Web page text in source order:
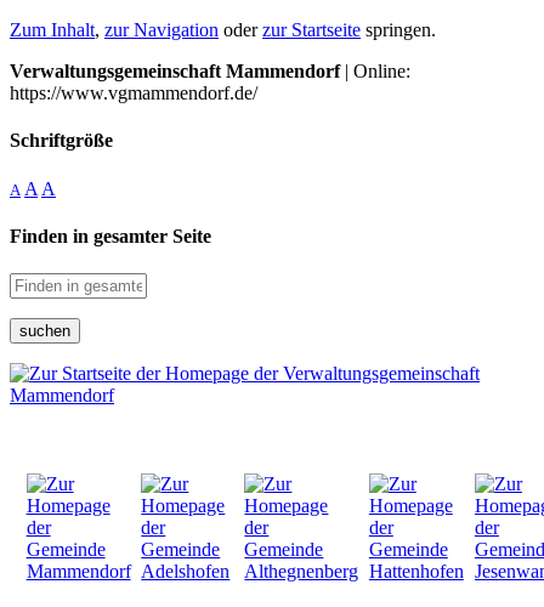
Zum Inhalt, zur Navigation oderzur Startseite springen.
Verwaltungsgemeinschaft Mammendorf| Online:
https://www.vgmammendorf.de/
Schriftgröße
A A A
Finden in gesamter Seite
suchen